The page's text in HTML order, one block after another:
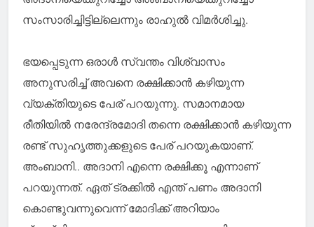
സംസാരിച്ചിട്ടില്ലെന്നും രാഹുല്‍ വിമര്‍ശിച്ചു.
ഭയപ്പെടുന്ന ഒരാള്‍ സ്വന്തം വിശ്വാസം
അനുസരിച്ച് അവനെ രക്ഷിക്കാന്‍ കഴിയുന്ന
വ്യക്തിയുടെ പേര് പറയുന്നു. സമാനമായ
രീതിയില്‍ നരേന്ദ്രമോദി തന്നെ രക്ഷിക്കാന്‍ കഴിയുന്ന
രണ്ട് സുഹൃത്തുക്കളുടെ പേര് പറയുകയാണ്.
അംബാനി.. അദാനി എന്നെ രക്ഷിക്കൂ എന്നാണ്
പറയുന്നത്. ഏത് ട്രക്കില്‍ എന്ത് പണം അദാനി
കൊണ്ടുവന്നുവെന്ന് മോദിക്ക് അറിയാം